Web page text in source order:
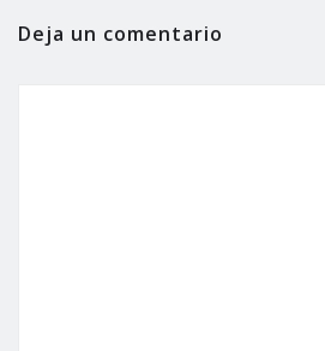
Deja un comentario